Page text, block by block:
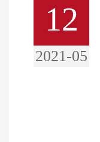
12
2021-05